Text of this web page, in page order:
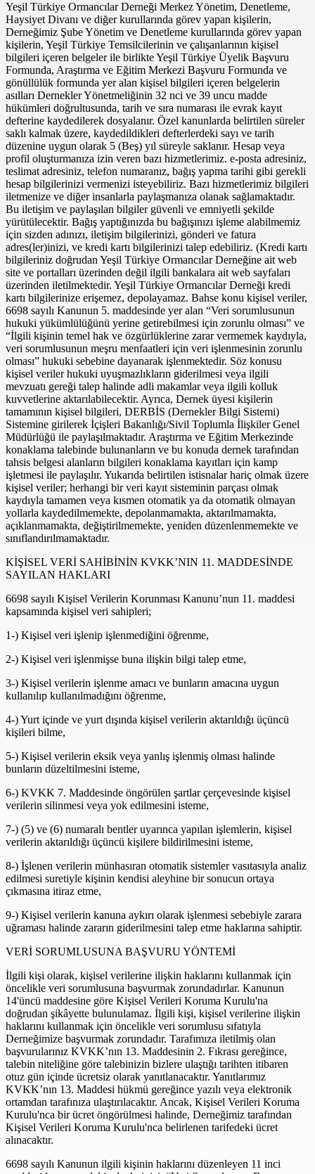
Yeşil Türkiye Ormancılar Derneği Merkez Yönetim, Denetleme,
Haysiyet Divanı ve diğer kurullarında görev yapan kişilerin,
Derneğimiz Şube Yönetim ve Denetleme kurullarında görev yapan
kişilerin, Yeşil Türkiye Temsilcilerinin ve çalışanlarının kişisel
bilgileri içeren belgeler ile birlikte Yeşil Türkiye Üyelik Başvuru
Formunda, Araştırma ve Eğitim Merkezi Başvuru Formunda ve
gönüllülük formunda yer alan kişisel bilgileri içeren belgelerin
asılları Dernekler Yönetmeliğinin 32 nci ve 39 uncu madde
hükümleri doğrultusunda, tarih ve sıra numarası ile evrak kayıt
defterine kaydedilerek dosyalanır. Özel kanunlarda belirtilen süreler
saklı kalmak üzere, kaydedildikleri defterlerdeki sayı ve tarih
düzenine uygun olarak 5 (Beş) yıl süreyle saklanır. Hesap veya
profil oluşturmanıza izin veren bazı hizmetlerimiz. e-posta adresiniz,
teslimat adresiniz, telefon numaranız, bağış yapma tarihi gibi gerekli
hesap bilgilerinizi vermenizi isteyebiliriz. Bazı hizmetlerimiz bilgileri
iletmenize ve diğer insanlarla paylaşmanıza olanak sağlamaktadır.
Bu iletişim ve paylaşılan bilgiler güvenli ve emniyetli şekilde
yürütülecektir. Bağış yaptığınızda bu bağışınızı işleme alabilmemiz
için sizden adınızı, iletişim bilgilerinizi, gönderi ve fatura
adres(ler)inizi, ve kredi kartı bilgilerinizi talep edebiliriz. (Kredi kartı
bilgileriniz doğrudan Yeşil Türkiye Ormancılar Derneğine ait web
site ve portalları üzerinden değil ilgili bankalara ait web sayfaları
üzerinden iletilmektedir. Yeşil Türkiye Ormancılar Derneği kredi
kartı bilgilerinize erişemez, depolayamaz. Bahse konu kişisel veriler,
6698 sayılı Kanunun 5. maddesinde yer alan “Veri sorumlusunun
hukuki yükümlülüğünü yerine getirebilmesi için zorunlu olması” ve
“İlgili kişinin temel hak ve özgürlüklerine zarar vermemek kaydıyla,
veri sorumlusunun meşru menfaatleri için veri işlenmesinin zorunlu
olması” hukuki sebebine dayanarak işlenmektedir. Söz konusu
kişisel veriler hukuki uyuşmazlıkların giderilmesi veya ilgili
mevzuatı gereği talep halinde adli makamlar veya ilgili kolluk
kuvvetlerine aktarılabilecektir. Ayrıca, Dernek üyesi kişilerin
tamamının kişisel bilgileri, DERBİS (Dernekler Bilgi Sistemi)
Sistemine girilerek İçişleri Bakanlığı/Sivil Toplumla İlişkiler Genel
Müdürlüğü ile paylaşılmaktadır. Araştırma ve Eğitim Merkezinde
konaklama talebinde bulunanların ve bu konuda dernek tarafından
tahsis belgesi alanların bilgileri konaklama kayıtları için kamp
işletmesi ile paylaşılır. Yukarıda belirtilen istisnalar hariç olmak üzere
kişisel veriler; herhangi bir veri kayıt sisteminin parçası olmak
kaydıyla tamamen veya kısmen otomatik ya da otomatik olmayan
yollarla kaydedilmemekte, depolanmamakta, aktarılmamakta,
açıklanmamakta, değiştirilmemekte, yeniden düzenlenmemekte ve
sınıflandırılmamaktadır.
KİŞİSEL VERİ SAHİBİNİN KVKK’NIN 11. MADDESİNDE
SAYILAN HAKLARI
6698 sayılı Kişisel Verilerin Korunması Kanunu’nun 11. maddesi
kapsamında kişisel veri sahipleri;
1-) Kişisel veri işlenip işlenmediğini öğrenme,
2-) Kişisel veri işlenmişse buna ilişkin bilgi talep etme,
3-) Kişisel verilerin işlenme amacı ve bunların amacına uygun
kullanılıp kullanılmadığını öğrenme,
4-) Yurt içinde ve yurt dışında kişisel verilerin aktarıldığı üçüncü
kişileri bilme,
5-) Kişisel verilerin eksik veya yanlış işlenmiş olması halinde
bunların düzeltilmesini isteme,
6-) KVKK 7. Maddesinde öngörülen şartlar çerçevesinde kişisel
verilerin silinmesi veya yok edilmesini isteme,
7-) (5) ve (6) numaralı bentler uyarınca yapılan işlemlerin, kişisel
verilerin aktarıldığı üçüncü kişilere bildirilmesini isteme,
8-) İşlenen verilerin münhasıran otomatik sistemler vasıtasıyla analiz
edilmesi suretiyle kişinin kendisi aleyhine bir sonucun ortaya
çıkmasına itiraz etme,
9-) Kişisel verilerin kanuna aykırı olarak işlenmesi sebebiyle zarara
uğraması halinde zararın giderilmesini talep etme haklarına sahiptir.
VERİ SORUMLUSUNA BAŞVURU YÖNTEMİ
İlgili kişi olarak, kişisel verilerine ilişkin haklarını kullanmak için
öncelikle veri sorumlusuna başvurmak zorundadırlar. Kanunun
14'üncü maddesine göre Kişisel Verileri Koruma Kurulu'na
doğrudan şikâyette bulunulamaz. İlgili kişi, kişisel verilerine ilişkin
haklarını kullanmak için öncelikle veri sorumlusu sıfatıyla
Derneğimize başvurmak zorundadır. Tarafımıza iletilmiş olan
başvurularınız KVKK’nın 13. Maddesinin 2. Fıkrası gereğince,
talebin niteliğine göre talebinizin bizlere ulaştığı tarihten itibaren
otuz gün içinde ücretsiz olarak yanıtlanacaktır. Yanıtlarımız
KVKK’nın 13. Maddesi hükmü gereğince yazılı veya elektronik
ortamdan tarafınıza ulaştırılacaktır. Ancak, Kişisel Verileri Koruma
Kurulu'nca bir ücret öngörülmesi halinde, Derneğimiz tarafından
Kişisel Verileri Koruma Kurulu'nca belirlenen tarifedeki ücret
alınacaktır.
6698 sayılı Kanunun ilgili kişinin haklarını düzenleyen 11 inci